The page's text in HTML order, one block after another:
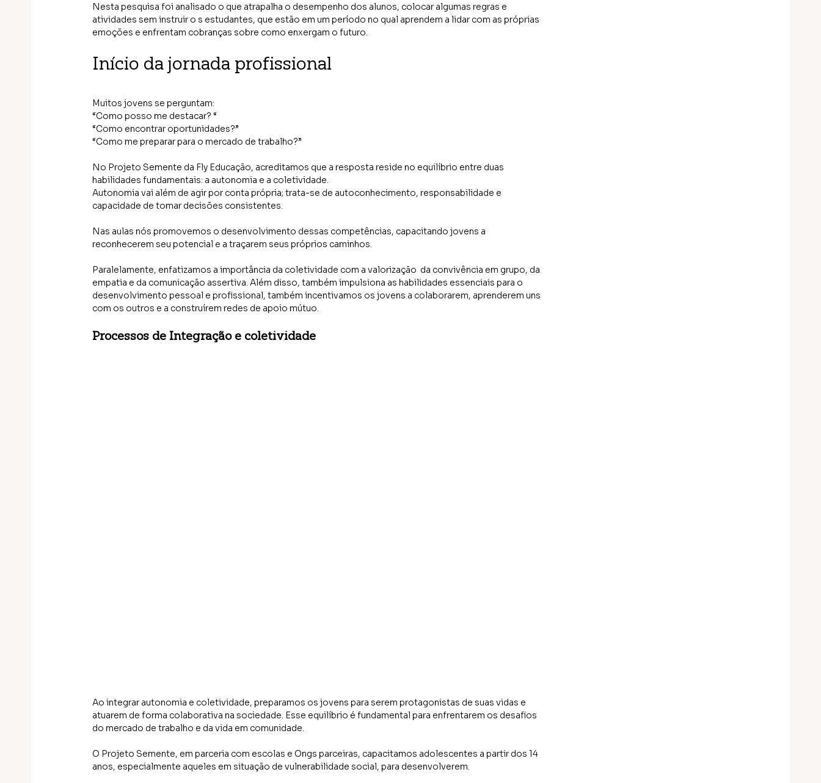
Nesta pesquisa foi analisado o que atrapalha o desempenho dos alunos, colocar algumas regras e
atividades sem instruir o s estudantes, que estão em um período no qual aprendem a lidar com as próprias
emoções e enfrentam cobranças sobre como enxergam o futuro.
Início da jornada profissional
Muitos jovens se perguntam:
“Como posso me destacar? “
“Como encontrar oportunidades?”
“Como me preparar para o mercado de trabalho?”
No Projeto Semente da Fly Educação, acreditamos que a resposta reside no equilíbrio entre duas
habilidades fundamentais: a autonomia e a coletividade.
Autonomia vai além de agir por conta própria; trata-se de autoconhecimento, responsabilidade e
capacidade de tomar decisões consistentes.
Nas aulas nós promovemos o desenvolvimento dessas competências, capacitando jovens a
reconhecerem seu potencial e a traçarem seus próprios caminhos.
Paralelamente, enfatizamos a importância da coletividade com a valorização  da convivência em grupo, da
empatia e da comunicação assertiva. Além disso, também impulsiona as habilidades essenciais para o
desenvolvimento pessoal e profissional, também incentivamos os jovens a colaborarem, aprenderem uns
com os outros e a construírem redes de apoio mútuo.
Processos de Integração e coletividade
Ao integrar autonomia e coletividade, preparamos os jovens para serem protagonistas de suas vidas e
atuarem de forma colaborativa na sociedade. Esse equilíbrio é fundamental para enfrentarem os desafios
do mercado de trabalho e da vida em comunidade.
O Projeto Semente, em parceria com escolas e Ongs parceiras, capacitamos adolescentes a partir dos 14
anos, especialmente aqueles em situação de vulnerabilidade social, para desenvolverem.